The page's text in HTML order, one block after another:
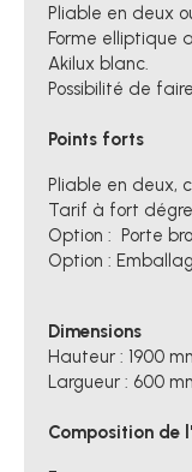
Pliable en deux
Forme elliptique
Akilux blanc.
Possibilité de
Points forts
Pliable en deux,
Tarif à fort
Option : Porte
Option :
Dimensions
Hauteur : 1900
Largueur : 600
Composition de